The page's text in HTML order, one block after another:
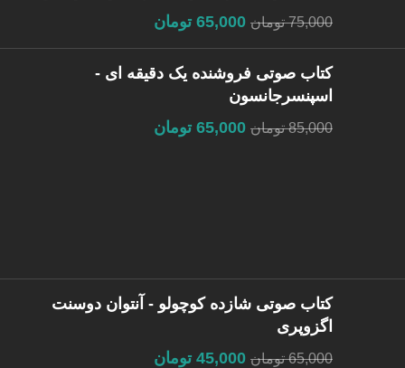
75,000 تومان 65,000 تومان
کتاب صوتی فروشنده یک دقیقه ای -
اسپنسرجانسون
85,000 تومان 65,000 تومان
کتاب صوتی شازده کوچولو - آنتوان دوسنت
اگزوپری
65,000 تومان 45,000 تومان